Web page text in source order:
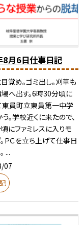
月6日仕事日記
覚め。ゴミ出し。刈草も
へ出す。6時30分頃に
東員町立東員第一中学
。学校近くに来たので、
にファミレスに入りモ
ＰＣを立ち上げて仕事日
...
07